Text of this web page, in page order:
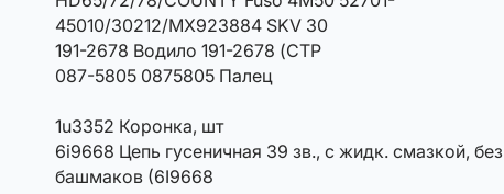
45010/30212/MX923884 SKV 30
191-2678 Водило 191-2678 (CTP
087-5805 0875805 Палец
1u3352 Коронка, шт
6i9668 Цепь гусеничная 39 зв., с жидк. смазкой, без
башмаков (6I9668